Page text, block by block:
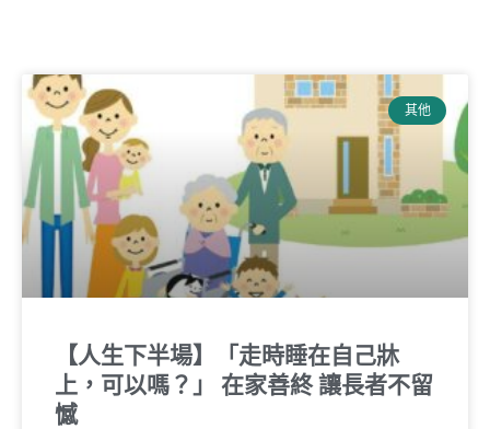
其他
【人生下半場】「走時睡在自己牀
上，可以嗎？」 在家善終 讓長者不留
憾